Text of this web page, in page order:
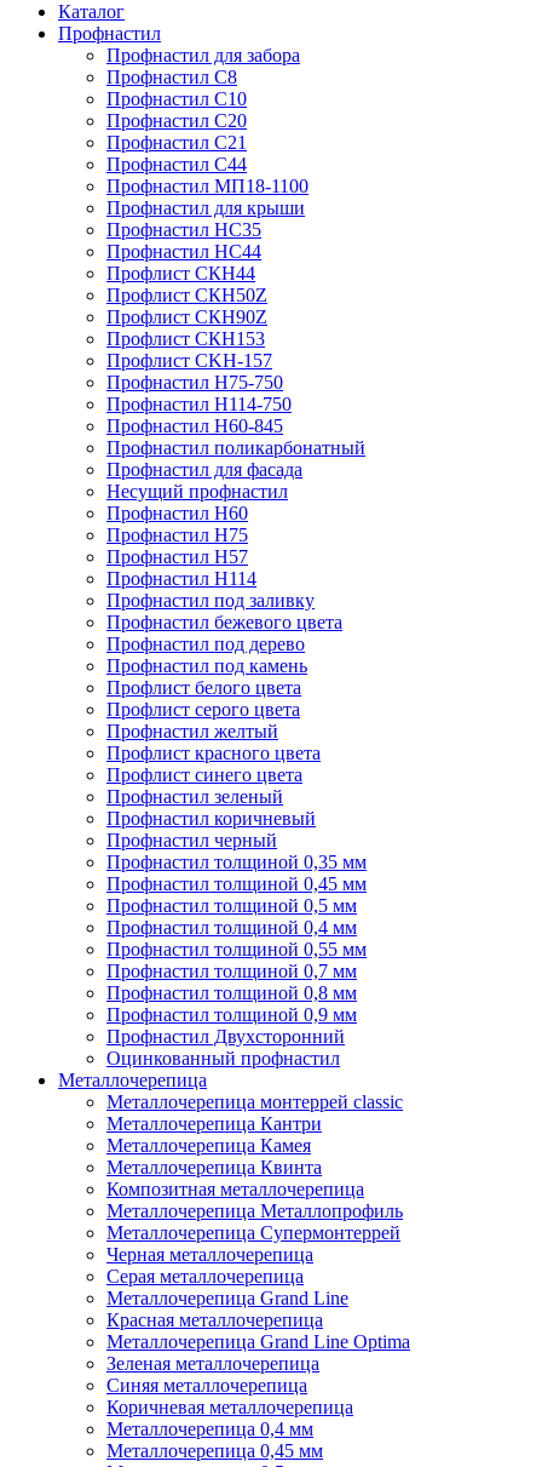
Каталог
Профнастил
Профнастил для забора
Профнастил С8
Профнастил С10
Профнастил С20
Профнастил С21
Профнастил С44
Профнастил МП18-1100
Профнастил для крыши
Профнастил HC35
Профнастил НС44
Профлист СКН44
Профлист СКН50Z
Профлист СКН90Z
Профлист СКН153
Профлист СKH-157
Профнастил Н75-750
Профнастил Н114-750
Профнастил Н60-845
Профнастил поликарбонатный
Профнастил для фасада
​Несущий профнастил
Профнастил H60
Профнастил Н75
Профнастил Н57
Профнастил Н114
Профнастил под заливку
Профнастил бежевого цвета
Профнастил под дерево
Профнастил под камень
Профлист белого цвета
Профлист серого цвета
Профнастил желтый
Профлист красного цвета
Профлист синего цвета
Профнастил зеленый
Профнастил коричневый
Профнастил черный
Профнастил толщиной 0,35 мм
Профнастил толщиной 0,45 мм
Профнастил толщиной 0,5 мм
Профнастил толщиной 0,4 мм
Профнастил толщиной 0,55 мм
Профнастил толщиной 0,7 мм
Профнастил толщиной 0,8 мм
Профнастил толщиной 0,9 мм
Профнастил Двухсторонний
Оцинкованный профнастил
Металлочерепица
Металлочерепица монтеррей classic
Металлочерепица Кантри
Металлочерепица Камея
Металлочерепица Квинта
Композитная металлочерепица
Металлочерепица Металлопрофиль
Металлочерепица Супермонтеррей
Черная металлочерепица
Серая металлочерепица
Металлочерепица Grand Line
Красная металлочерепица
Металлочерепица Grand Line Optima
Зеленая металлочерепица
Синяя металлочерепица
Коричневая металлочерепица
Металлочерепица 0,4 мм
Металлочерепица 0,45 мм